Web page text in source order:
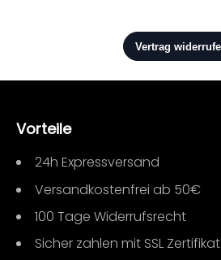
Vorteile
24h Expressversand
Versandkostenfrei ab 50€
100 Tage Widerrufsrecht
Sicher zahlen mit SSL Zertifikat